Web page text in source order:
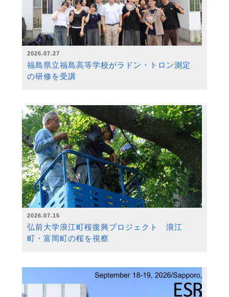
2026.07.27
福島県立福島高等学校がラドン・トロン測定
の研修を受講
2026.07.15
弘前大学浪江町桜復興プロジェクト 浪江
町・富岡町の桜を視察